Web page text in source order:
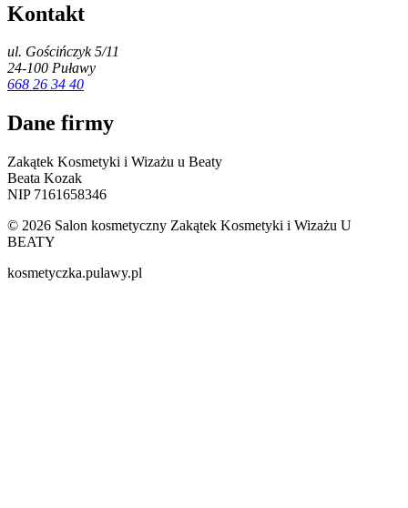
Kontakt
ul. Gościńczyk 5/11
24-100 Puławy
668 26 34 40
Dane firmy
Zakątek Kosmetyki i Wizażu u Beaty
Beata Kozak
NIP 7161658346
© 2026 Salon kosmetyczny Zakątek Kosmetyki i Wizażu U
BEATY
kosmetyczka.pulawy.pl